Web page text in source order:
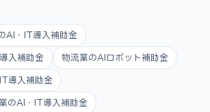
AI・IT導入補助金
入補助金 物流業のAIロボット補助金
導入補助金
のAI・IT導入補助金